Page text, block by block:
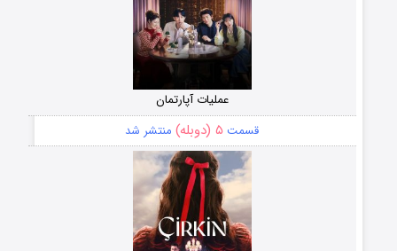
عملیات آپارتمان
قسمت ۵ (دوبله) منتشر شد